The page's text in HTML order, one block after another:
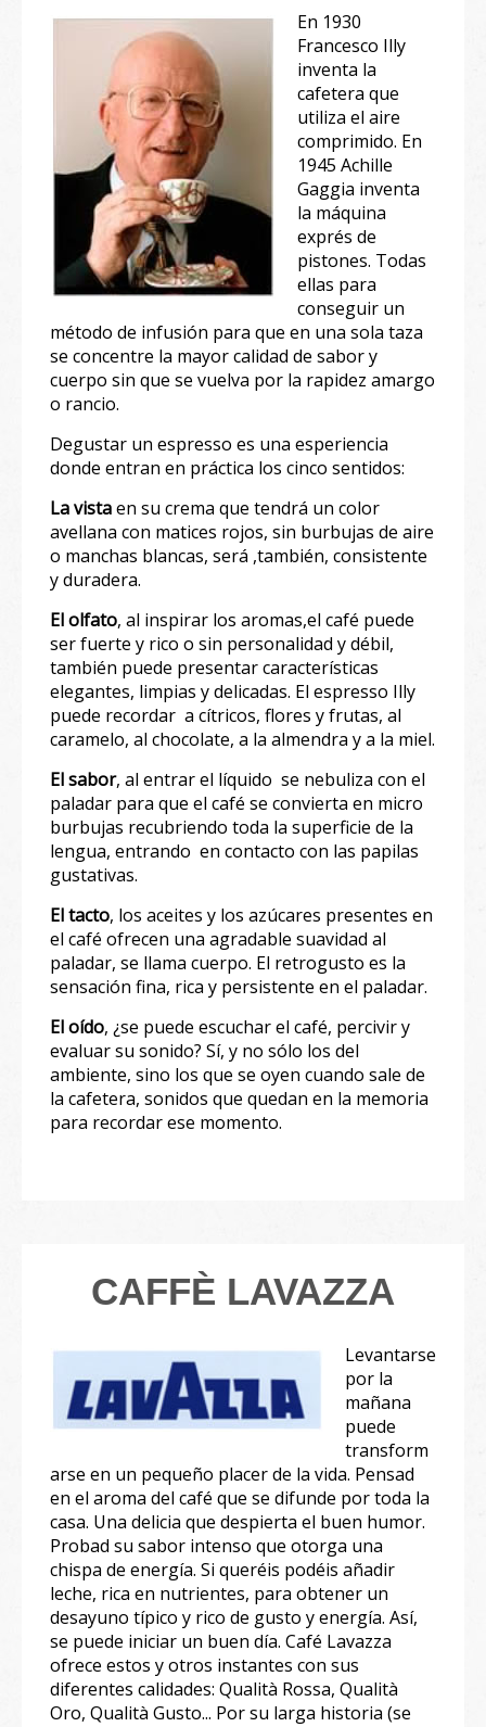
En 1930
Francesco Illy
inventa la
cafetera que
utiliza el aire
comprimido. En
1945 Achille
Gaggia inventa
la máquina
exprés de
pistones. Todas
ellas para
conseguir un
método de infusión para que en una sola taza
se concentre la mayor calidad de sabor y
cuerpo sin que se vuelva por la rapidez amargo
o rancio.
Degustar un espresso es una esperiencia
donde entran en práctica los cinco sentidos:
La vistaen su crema que tendrá un color
avellana con matices rojos, sin burbujas de aire
o manchas blancas, será ,también, consistente
y duradera.
El olfato, al inspirar los aromas,el café puede
ser fuerte y rico o sin personalidad y débil,
también puede presentar características
elegantes, limpias y delicadas. El espresso Illy
puede recordar a cítricos, flores y frutas, al
caramelo, al chocolate, a la almendra y a la miel.
El sabor, al entrar el líquido se nebuliza con el
paladar para que el café se convierta en micro
burbujas recubriendo toda la superficie de la
lengua, entrando en contacto con las papilas
gustativas.
El tacto, los aceites y los azúcares presentes en
el café ofrecen una agradable suavidad al
paladar, se llama cuerpo. El retrogusto es la
sensación fina, rica y persistente en el paladar.
El oído, ¿se puede escuchar el café, percivir y
evaluar su sonido? Sí, y no sólo los del
ambiente, sino los que se oyen cuando sale de
la cafetera, sonidos que quedan en la memoria
para recordar ese momento.
CAFFÈ LAVAZZA
Levantarse
por la
mañana
puede
transform
arse en un pequeño placer de la vida. Pensad
en el aroma del café que se difunde por toda la
casa. Una delicia que despierta el buen humor.
Probad su sabor intenso que otorga una
chispa de energía. Si queréis podéis añadir
leche, rica en nutrientes, para obtener un
desayuno típico y rico de gusto y energía. Así,
se puede iniciar un buen día. Café Lavazza
ofrece estos y otros instantes con sus
diferentes calidades: Qualità Rossa, Qualità
Oro, Qualità Gusto... Por su larga historia (se